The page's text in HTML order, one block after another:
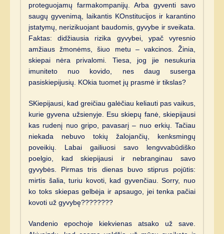
proteguojamų farmakompanijų. Arba gyventi savo
saugų gyvenimą, laikantis KOnstitucijos ir karantino
įstatymų, nerizikuojant baudomis, gyvybe ir sveikata.
Faktas: didžiausia rizika gyvybei, ypač vyresnio
amžiaus žmonėms, šiuo metu – vakcinos. Žinia,
skiepai nėra privalomi. Tiesa, jog jie nesukuria
imuniteto nuo kovido, nes daug suserga
pasiskiepijusių. KOkia tuomet jų prasmė ir tikslas?
SKiepijausi, kad greičiau galėčiau keliauti pas vaikus,
kurie gyvena užsienyje. Esu skiepų fanė, skiepijausi
kas rudenį nuo gripo, pavasarį – nuo erkių. Tačiau
niekada nebuvo tokių žalojančių, kenksmingų
poveikių. Labai gailiuosi savo lengvvabūdiško
poelgio, kad skiepijausi ir nebranginau savo
gyvybės. Pirmas tris dienas buvo stiprus pojūtis:
mirtis šalia, turiu kovoti, kad gyvenčiau. Sorry, nuo
ko toks skiepas gelbėja ir apsaugo, jei tenka pačiai
kovoti už gyvybę????????
Vandenio epochoje kiekvienas atsako už save.